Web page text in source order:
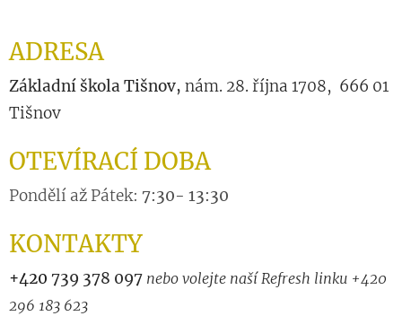
ADRESA
Základní škola Tišnov, nám. 28. října 1708, 666 01
Tišnov
OTEVÍRACÍ DOBA
Pondělí až Pátek: 7:30- 13:30
KONTAKTY
+420 739 378 097 nebo volejte naší Refresh linku +420
296 183 623